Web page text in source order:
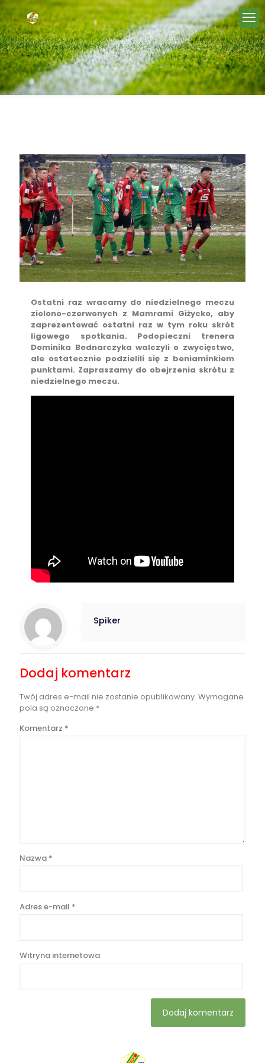
Ostatni raz wracamy do niedzielnego meczu
zielono-czerwonych z Mamrami Giżycko, aby
zaprezentować ostatni raz w tym roku skrót
ligowego spotkania. Podopieczni trenera
Dominika Bednarczyka walczyli o zwycięstwo,
ale ostatecznie podzielili się z beniaminkiem
punktami. Zapraszamy do obejrzenia skrótu z
niedzielnego meczu.
Spiker
Dodaj komentarz
Twój adres e-mail nie zostanie opublikowany. Wymagane
pola są oznaczone *
Komentarz *
Nazwa *
Adres e-mail *
Witryna internetowa